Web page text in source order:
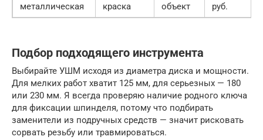
металлическая
краска
объект
руб.
Подбор подходящего инструмента
Выбирайте УШМ исходя из диаметра диска и мощности.
Для мелких работ хватит 125 мм, для серьезных — 180
или 230 мм. Я всегда проверяю наличие родного ключа
для фиксации шпинделя, потому что подбирать
заменители из подручных средств — значит рисковать
сорвать резьбу или травмироваться.